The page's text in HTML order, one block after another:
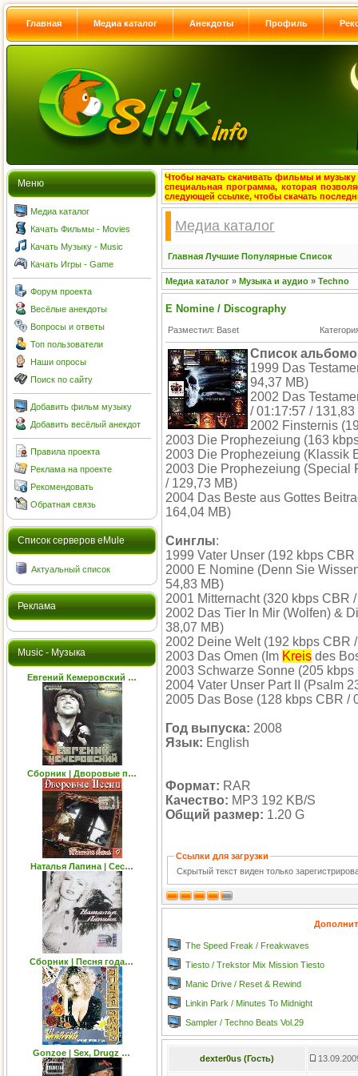
Главная Медиа каталог Анекдоты Профиль
Меню
Медиа каталог
Качать Фильмы - Movies
Качать Музыку - Music
Качать Игры - Game
Форум проекта
Весёлые анекдоты
Вопросы и ответы
Топ пользователи
Наши опросы
Поиск по сайту
Добавить фильм музыку
Добавить весёлый анекдот
Правила проекта
Реклама на проекте
Рекомендовать
Обратная связь
Cписок серверов eMule
Актуальный список
Реклама
Music - Музыка
Евгений Кемеровский …
Сборник | Дворовые п…
Наталья Лапина | Сес…
Сборник | Песня года…
Gonzoe | Sex, Drugz …
Чтобы начать скачивать фильмы и музыку
специальная программа, которая
следующей ссылке, чтобы скачать
Медиа каталог
Главная Лучшие Популярные Список
Медиа каталог » Музыка и аудио » Techno
E Nomine / Discography
Разместил: Baset
Список
1999 Das
94,37 MB)
2002 Das
/ 01:17:57 / 131,83
2002 Finsternis
2003 Die Prophezeiung (163
2003 Die Prophezeiung (Klassik
2003 Die Prophezeiung (Special
/ 129,73 MB)
2004 Das Beste aus Gottes
164,04 MB)
Синглы:
1999 Vater Unser (192 kbps
2000 E Nomine (Denn Sie
54,83 MB)
2001 Mitternacht (320 kbps CBR
2002 Das Tier In Mir (Wolfen) &
38,07 MB)
2002 Deine Welt (192 kbps CBR
2003 Das Omen (Im Kreis des
2003 Schwarze Sonne (205
2004 Vater Unser Part II (Psalm
2005 Das Bose (128 kbps CBR /
Год выпуска: 2008
Язык: English
Формат: RAR
Качество: MP3 192 KB/S
Общий размер: 1.20 G
Ссылки для загрузки
Скрытый текст виден только
The Speed Freak / Freakwaves
Tiesto / Trekstor Mix Mission Tiesto
Manic Drive / Reset & Rewind
Linkin Park / Minutes To Midnight
Sampler / Techno Beats Vol.29
dexter0us (Гость)